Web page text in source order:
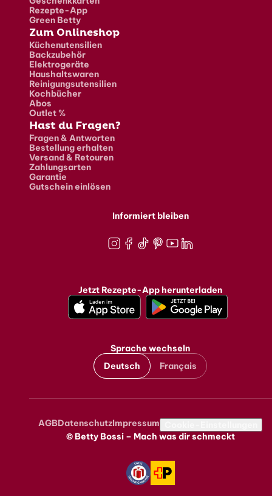
Rezepte-App
Green Betty
Zum Onlineshop
Küchenutensilien
Backzubehör
Elektrogeräte
Haushaltswaren
Reinigungsutensilien
Kochbücher
Abos
Outlet %
Hast du Fragen?
Fragen & Antworten
Bestellung erhalten
Versand & Retouren
Zahlungsarten
Garantie
Gutschein einlösen
Informiert bleiben
Jetzt Rezepte-App herunterladen
Sprache wechseln
Deutsch
Français
Metanavigation
AGBDatenschutzImpressum
© Betty Bossi – Mach was dir schmeckt